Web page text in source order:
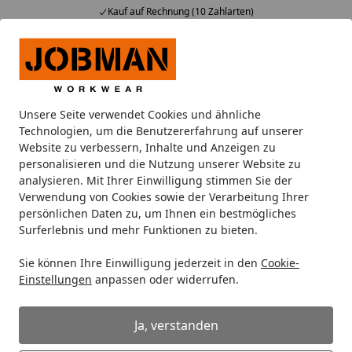
Unsere Seite verwendet Cookies und ähnliche
Technologien, um die Benutzererfahrung auf unserer
Website zu verbessern, Inhalte und Anzeigen zu
personalisieren und die Nutzung unserer Website zu
analysieren. Mit Ihrer Einwilligung stimmen Sie der
Verwendung von Cookies sowie der Verarbeitung Ihrer
persönlichen Daten zu, um Ihnen ein bestmögliches
Surferlebnis und mehr Funktionen zu bieten.
Sie können Ihre Einwilligung jederzeit in den Cookie-
Einstellungen anpassen oder widerrufen.
Ja, verstanden
Kauf auf Rechnung (10 Zahlarten)
Alle Produkte
Mein Konto
Suchen
Startseite
Hosen Jobman Bundhose Stretch Hi-Vis mit
Jobman Bundhose Stretch Hi-Vis
mit Hängetaschen 2240